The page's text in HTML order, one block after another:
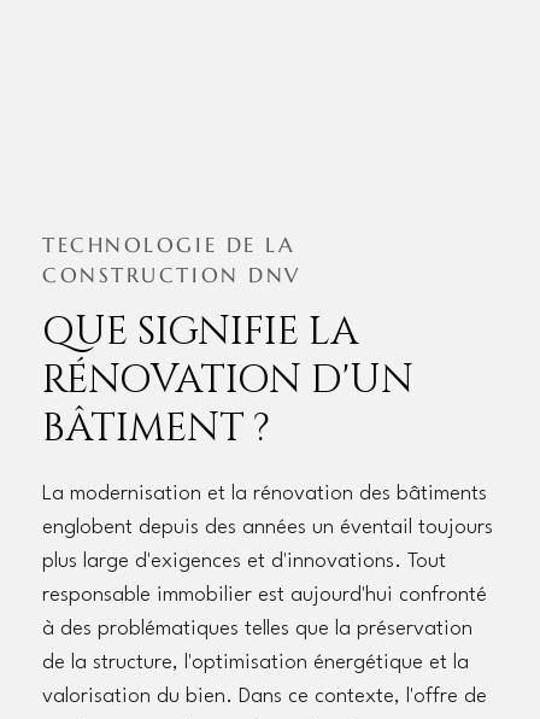
TECHNOLOGIE DE LA
CONSTRUCTION DNV
QUE SIGNIFIE LA
RÉNOVATION D'UN
BÂTIMENT ?
La modernisation et la rénovation des bâtiments
englobent depuis des années un éventail toujours
plus large d'exigences et d'innovations. Tout
responsable immobilier est aujourd'hui confronté
à des problématiques telles que la préservation
de la structure, l'optimisation énergétique et la
valorisation du bien. Dans ce contexte, l'offre de